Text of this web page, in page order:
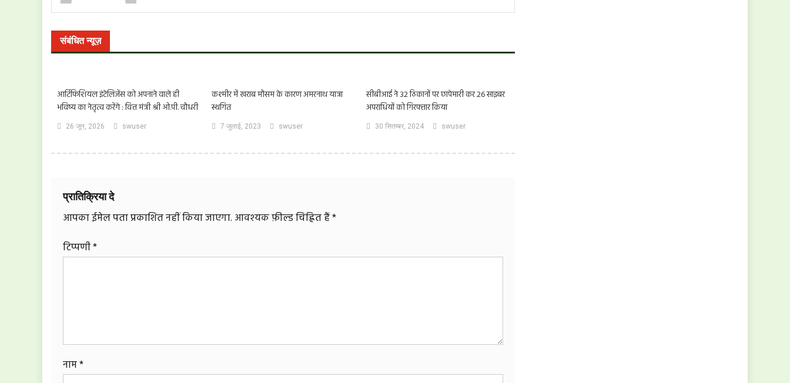
संबंधित न्यूज़
आर्टिफिशियल इंटेलिजेंस को अपनाने वाले ही
भविष्य का नेतृत्व करेंगे : वित्त मंत्री श्री ओ.पी. चौधरी
26 जून, 2026 swuser
कश्मीर में खराब मौसम के कारण अमरनाथ यात्रा
स्थगित
7 जुलाई, 2023 swuser
सीबीआई ने 32 ठिकानों पर छापेमारी कर 26 साइबर
अपराधियों को गिरफ्तार किया
30 सितम्बर, 2024 swuser
प्रातिक्रिया दे
आपका ईमेल पता प्रकाशित नहीं किया जाएगा. आवश्यक फ़ील्ड चिह्नित हैं*
टिप्पणी*
नाम*